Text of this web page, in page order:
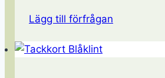
Lägg till förfrågan